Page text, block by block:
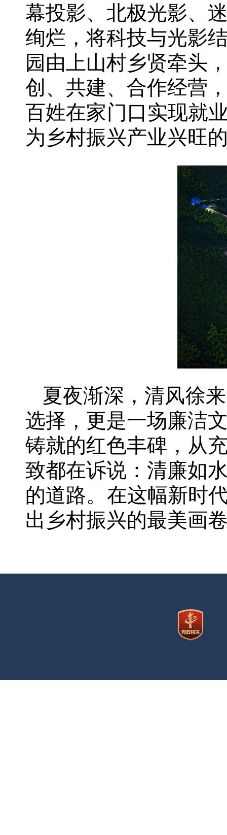
幕投影、北极光影、
绚烂，将科技与光影
园由上山村乡贤牵头
创、共建、合作经营
百姓在家门口实现就
为乡村振兴产业兴旺
夏夜渐深，清风徐
选择，更是一场廉洁
铸就的红色丰碑，从
致都在诉说：清廉如
的道路。在这幅新时
出乡村振兴的最美画